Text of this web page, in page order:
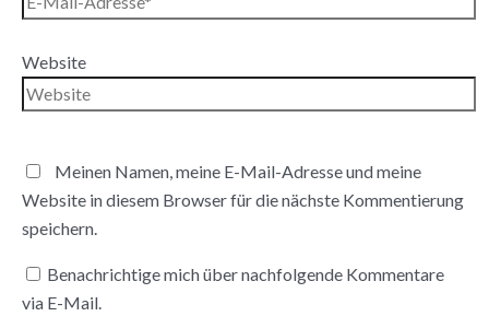
Website
Meinen Namen, meine E-Mail-Adresse und meine
Website in diesem Browser für die nächste Kommentierung
speichern.
Benachrichtige mich über nachfolgende Kommentare
via E-Mail.